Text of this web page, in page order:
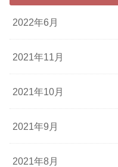
2022年6月
2021年11月
2021年10月
2021年9月
2021年8月